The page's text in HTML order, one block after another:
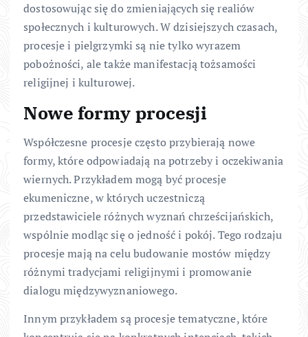
dostosowując się do zmieniających się realiów
społecznych i kulturowych. W dzisiejszych czasach,
procesje i pielgrzymki są nie tylko wyrazem
pobożności, ale także manifestacją tożsamości
religijnej i kulturowej.
Nowe formy procesji
Współczesne procesje często przybierają nowe
formy, które odpowiadają na potrzeby i oczekiwania
wiernych. Przykładem mogą być procesje
ekumeniczne, w których uczestniczą
przedstawiciele różnych wyznań chrześcijańskich,
wspólnie modląc się o jedność i pokój. Tego rodzaju
procesje mają na celu budowanie mostów między
różnymi tradycjami religijnymi i promowanie
dialogu międzywyznaniowego.
Innym przykładem są procesje tematyczne, które